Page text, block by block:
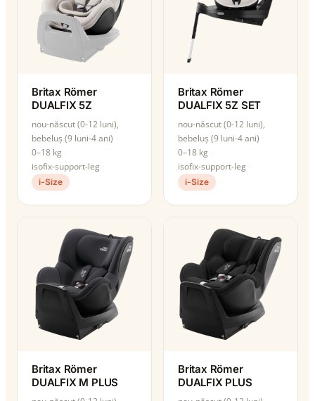
Britax Römer
DUALFIX 5Z
nou-născut (0-12 luni),
bebeluș (9 luni-4 ani)
0–18 kg
isofix-support-leg
i-Size
Britax Römer
DUALFIX 5Z SET
nou-născut (0-12 luni),
bebeluș (9 luni-4 ani)
0–18 kg
isofix-support-leg
i-Size
Britax Römer
DUALFIX M PLUS
Britax Römer
DUALFIX PLUS